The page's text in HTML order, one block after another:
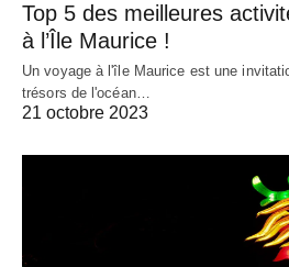
Top 5 des meilleures
à l’Île Maurice !
Un voyage à l'île Maurice est une
trésors de l'océan…
21 octobre 2023